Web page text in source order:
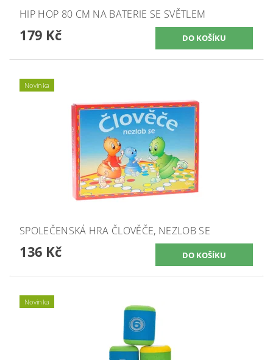
HIP HOP 80 CM NA BATERIE SE SVĚTLEM
179 Kč
Novinka
SPOLEČENSKÁ HRA ČLOVĚČE, NEZLOB SE
136 Kč
Novinka